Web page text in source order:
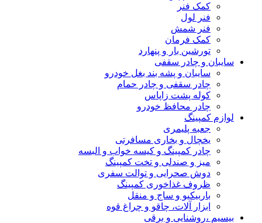
کمک فنر
فنر لول
فنر شمش
کمک فرمان
تورشین بار و پنهارد
سایبان و چادر سقفی
سایبان و پشه بند بغل خودرو
چادر سقفی و چادر حمام
کوله پشت زاپاس
چادر محافظ خودرو
لوازم کمپینگ
جعبه پلیمری
یخچال و بخاری مسافرتی
چادر کمپینگ و کیسه خواب و البسه
میز و صندلی و تخت کمپینگ
دوش صحرایی و توالت سفری
ظروف غذاخوری کمپینگ
باربیکیو و ساج و منقل
ابزار آلات، چاقو و چراغ قوه
بیسیم ،روشنایی و برقی